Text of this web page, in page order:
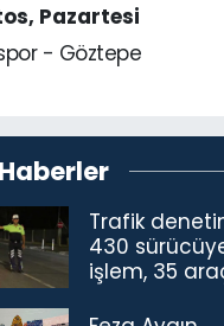
Pazartesi
- Göztepe
Trafik
430
işlem, 35